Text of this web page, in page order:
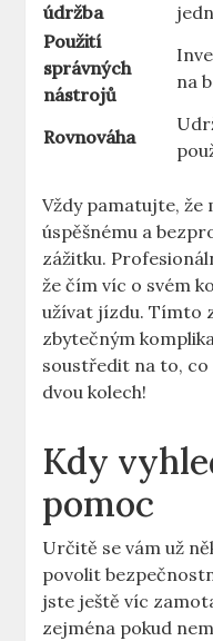
údržba
Použití
správných
nástrojů
na⁢
Rovnováha
Vždy pamatujte, že
úspěšnému a
zážitku.
že čím víc o svém​
užívat jízdu. Tímto
zbytečným
soustředit na to,
dvou kolech!
Kdy
pomoc
Určitě se vám už
povolit
jste ještě víc
zejména‌ pokud